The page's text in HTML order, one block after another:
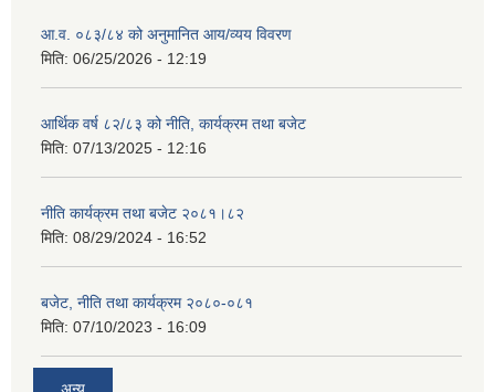
आ.व. ०८३/८४ को अनुमानित आय/व्यय विवरण
मिति: 06/25/2026 - 12:19
आर्थिक वर्ष ८२/८३ को नीति, कार्यक्रम तथा बजेट
मिति: 07/13/2025 - 12:16
नीति कार्यक्रम तथा बजेट २०८१।८२
मिति: 08/29/2024 - 16:52
बजेट, नीति तथा कार्यक्रम २०८०-०८१
मिति: 07/10/2023 - 16:09